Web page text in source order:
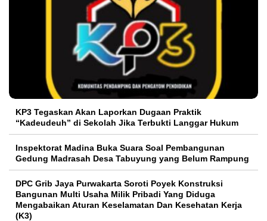
KP3 Tegaskan Akan Laporkan Dugaan Praktik
“Kadeudeuh” di Sekolah Jika Terbukti Langgar Hukum
Inspektorat Madina Buka Suara Soal Pembangunan
Gedung Madrasah Desa Tabuyung yang Belum Rampung
DPC Grib Jaya Purwakarta Soroti Poyek Konstruksi
Bangunan Multi Usaha Milik Pribadi Yang Diduga
Mengabaikan Aturan Keselamatan Dan Kesehatan Kerja
(K3)